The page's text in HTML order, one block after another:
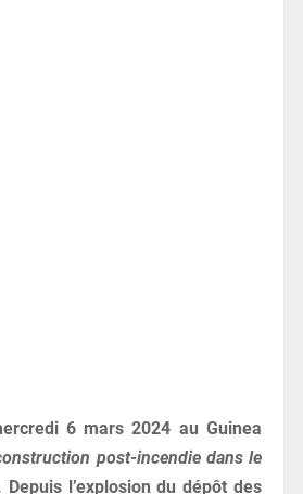
6 mars 2024 au Guinea
post-incendie dans le
Depuis l’explosion du dépôt des